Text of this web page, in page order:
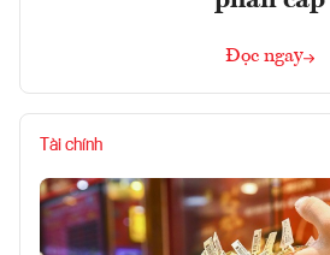
Đọc ngay
Tài chính